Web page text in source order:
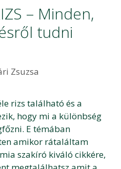
– Minden,
tudni
Zsuzsa
rizs található és a
hogy mi a különbség
E témában
amikor rátaláltam
szakíró kiváló cikkére,